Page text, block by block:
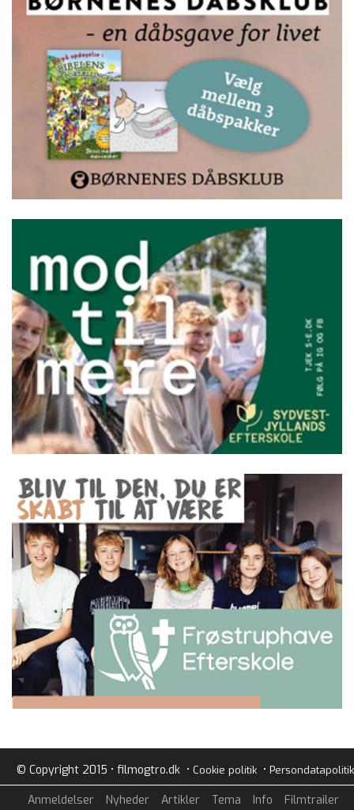
© Copyright 2015 • filmogtro.dk • Cookie politik• Persondatapolitik
Anmeldelser Nyheder Artikler Tema Info Filmtrailer